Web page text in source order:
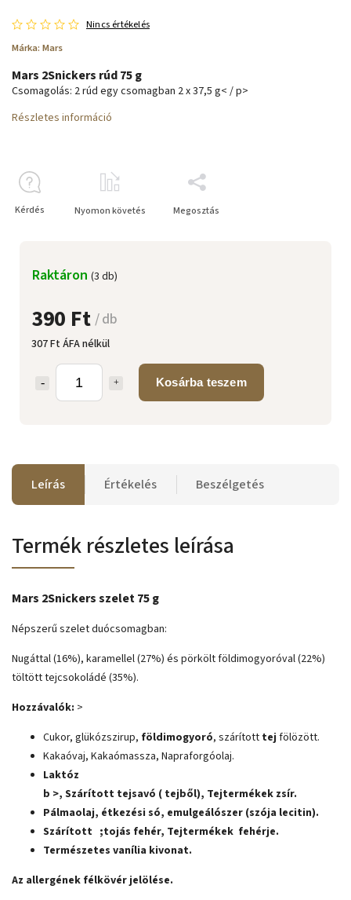
Nincs értékelés
Márka: Mars
390 Ft / db
307 Ft ÁFA nélkül
Kosárba teszem
Raktáron (3 db)
Mars 2Snickers rúd 75 g
Csomagolás: 2 rúd egy csomagban 2 x 37,5 g< / p>
Részletes információ
Kérdés Nyomon követés Megosztás
Leírás Értékelés Beszélgetés
Termék részletes leírása
Mars 2Snickers szelet 75 g
Népszerű szelet duócsomagban:
Nugáttal (16%), karamellel (27%) és pörkölt földimogyoróval (22%)
töltött tejcsokoládé (35%).
Hozzávalók: >
Cukor, glükózszirup, földimogyoró, szárított tej fölözött.
Kakaóvaj, Kakaómassza, Napraforgóolaj.
Laktóz
b >, Szárított tejsavó ( tejből), Tejtermékek zsír.
Pálmaolaj, étkezési só, emulgeálószer (szója lecitin).
Szárított ;tojás fehér, Tejtermékek fehérje.
Természetes vanília kivonat.
Az allergének félkövérjelölése.